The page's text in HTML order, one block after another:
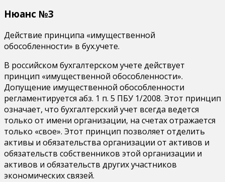
Нюанс №3
Действие принципа «имущественной
обособленности» в бух.учете.
В российском бухгалтерском учете действует
принцип «имущественной обособленности».
Допущение имущественной обособленности
регламентируется абз. 1 п. 5 ПБУ 1/2008. Этот принцип
означает, что бухгалтерский учет всегда ведется
только от имени организации, на счетах отражается
только «свое». Этот принцип позволяет отделить
активы и обязательства организации от активов и
обязательств собственников этой организации и
активов и обязательств других участников
экономических связей.